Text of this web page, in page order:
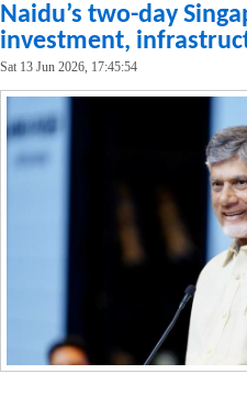
Naidu’s two-day
investment,
Sat 13 Jun 2026, 17:45:54